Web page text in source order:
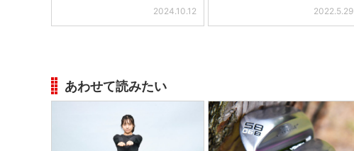
2024.10.12
2022.5.29
あわせて読みたい